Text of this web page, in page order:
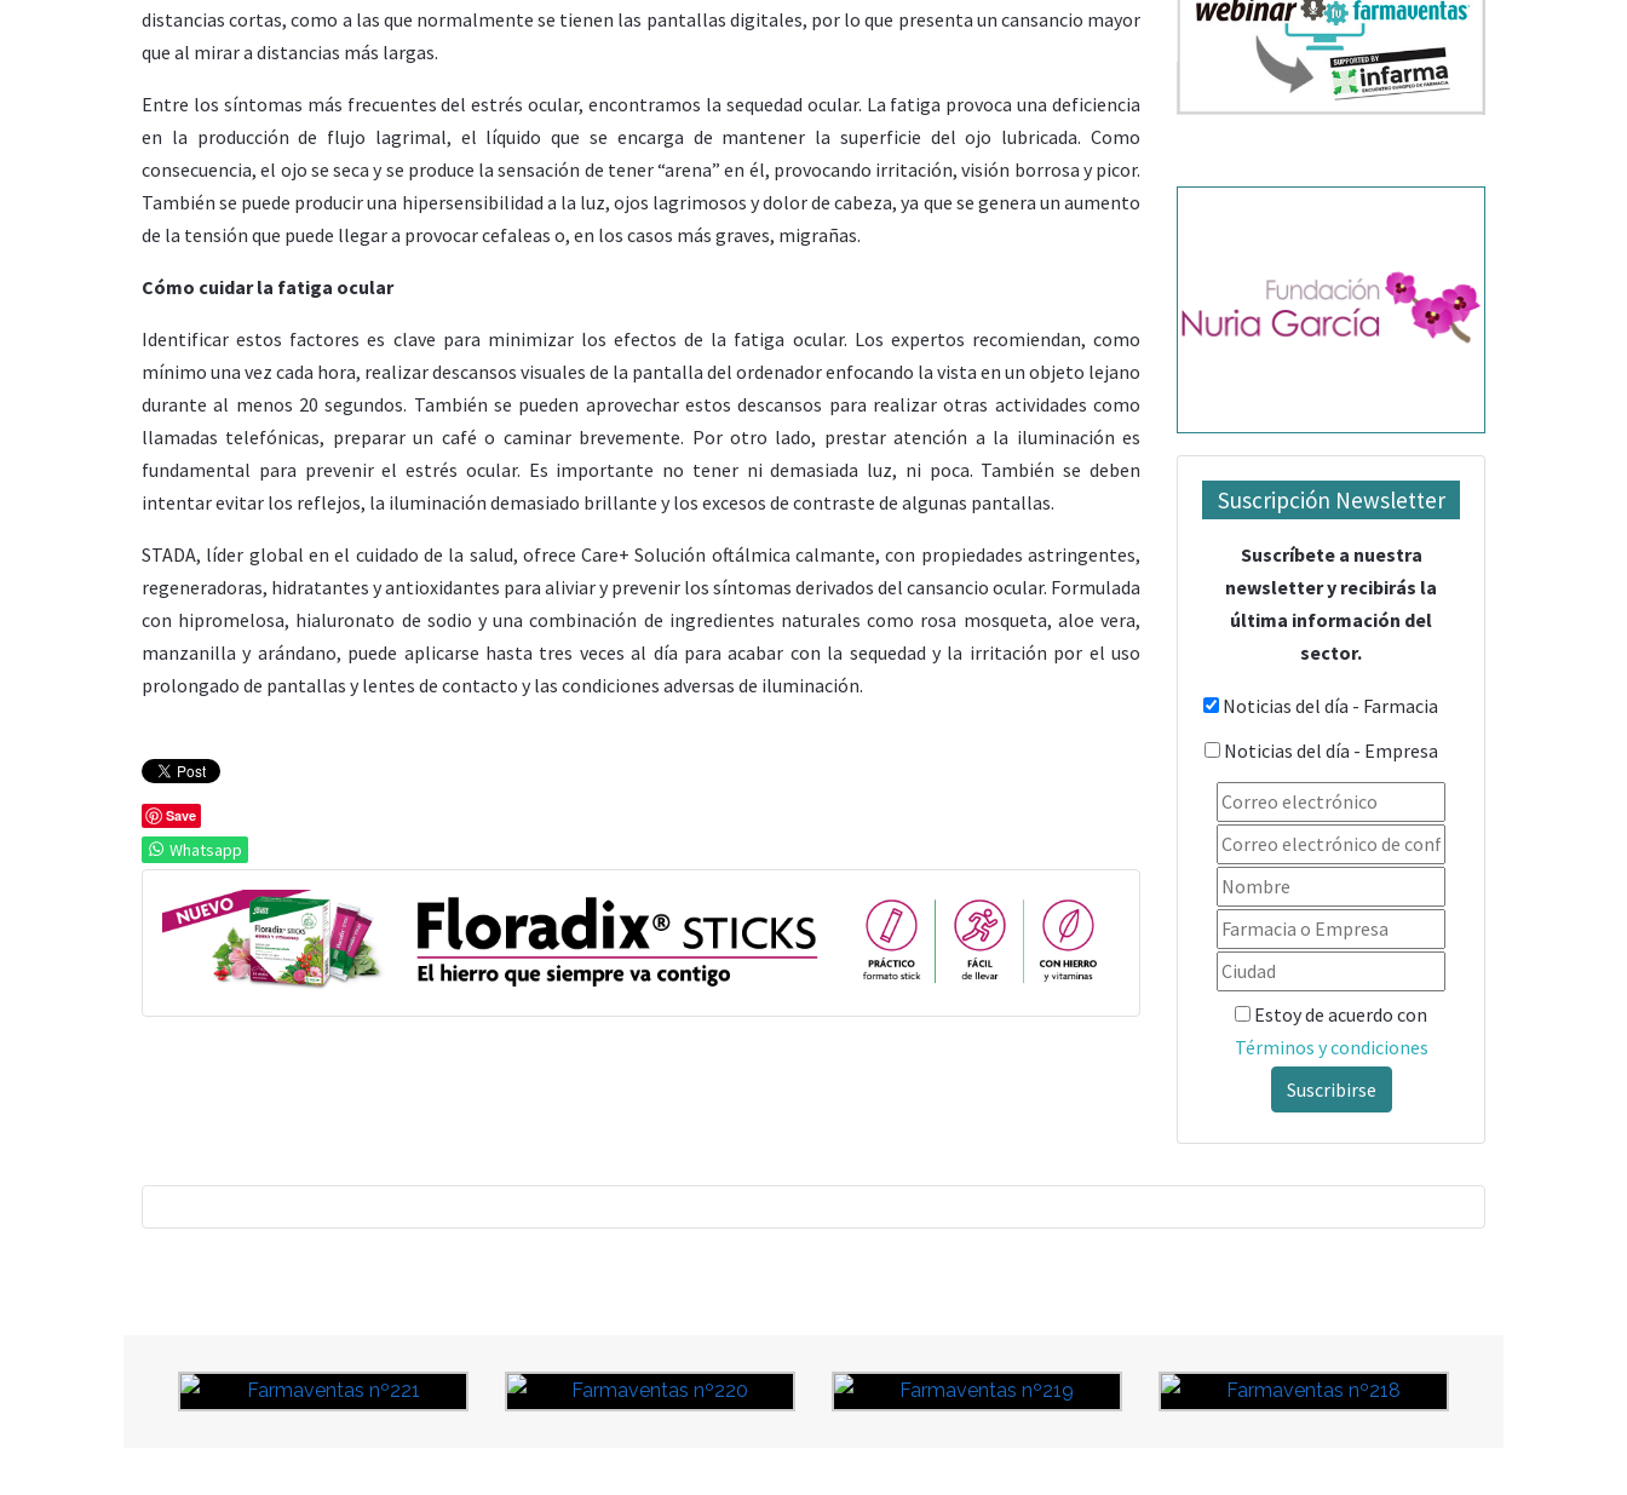
distancias cortas, como a las que normalmente se tienen las pantallas digitales, por lo que presenta un cansancio mayor
que al mirar a distancias más largas.
Entre los síntomas más frecuentes del estrés ocular, encontramos la sequedad ocular. La fatiga provoca una deficiencia
en la producción de flujo lagrimal, el líquido que se encarga de mantener la superficie del ojo lubricada. Como
consecuencia, el ojo se seca y se produce la sensación de tener “arena” en él, provocando irritación, visión borrosa y picor.
También se puede producir una hipersensibilidad a la luz, ojos lagrimosos y dolor de cabeza, ya que se genera un aumento
de la tensión que puede llegar a provocar cefaleas o, en los casos más graves, migrañas.
Cómo cuidar la fatiga ocular
Identificar estos factores es clave para minimizar los efectos de la fatiga ocular. Los expertos recomiendan, como
mínimo una vez cada hora, realizar descansos visuales de la pantalla del ordenador enfocando la vista en un objeto lejano
durante al menos 20 segundos. También se pueden aprovechar estos descansos para realizar otras actividades como
llamadas telefónicas, preparar un café o caminar brevemente. Por otro lado, prestar atención a la iluminación es
fundamental para prevenir el estrés ocular. Es importante no tener ni demasiada luz, ni poca. También se deben
intentar evitar los reflejos, la iluminación demasiado brillante y los excesos de contraste de algunas pantallas.
STADA, líder global en el cuidado de la salud, ofrece Care+ Solución oftálmica calmante, con propiedades astringentes,
regeneradoras, hidratantes y antioxidantes para aliviar y prevenir los síntomas derivados del cansancio ocular. Formulada
con hipromelosa, hialuronato de sodio y una combinación de ingredientes naturales como rosa mosqueta, aloe vera,
manzanilla y arándano, puede aplicarse hasta tres veces al día para acabar con la sequedad y la irritación por el uso
prolongado de pantallas y lentes de contacto y las condiciones adversas de iluminación.
Save
Whatsapp
Suscripción Newsletter
Suscríbete a nuestra
newsletter y recibirás la
última información del
sector.
Noticias del día - Farmacia
Noticias del día - Empresa
Estoy de acuerdo con
Términos y condiciones
Suscribirse